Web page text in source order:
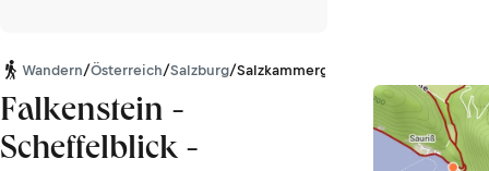
Wandern/Österreich/Salzburg/Salzkammergut-Berge
Falkenstein -
Scheffelblick -